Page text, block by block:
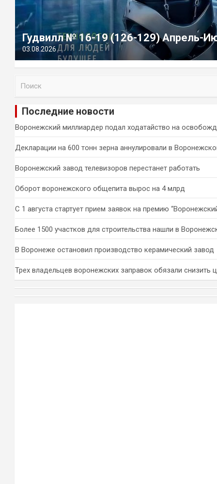
Гудвилл № 16-19 (126-129) Апрель-
03.08.2026
и
Последние новости
Воронежский миллиардер подал ходатайство на
Декларации на 600 тонн зерна аннулировали в
Воронежский завод телевизоров перестанет работать
Оборот воронежского общепита вырос на 4 млрд
С 1 августа стартует прием заявок на премию
Более 1500 участков для строительства нашли в
В Воронеже остановил производство керамический завод
Трех владельцев воронежских заправок обязали снизить